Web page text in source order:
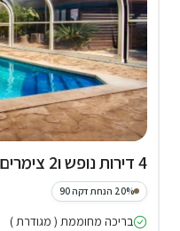
4 דירות נופש ו2 צימרים בחזון
20% הנחת דקה 90
בריכה מחוממת ( מגודרת )